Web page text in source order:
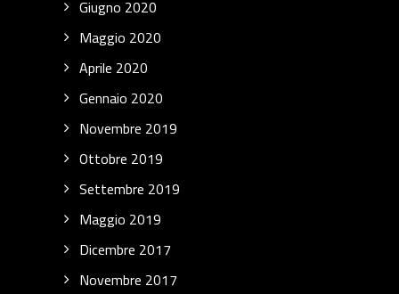
Giugno 2020
Maggio 2020
Aprile 2020
Gennaio 2020
Novembre 2019
Ottobre 2019
Settembre 2019
Maggio 2019
Dicembre 2017
Novembre 2017